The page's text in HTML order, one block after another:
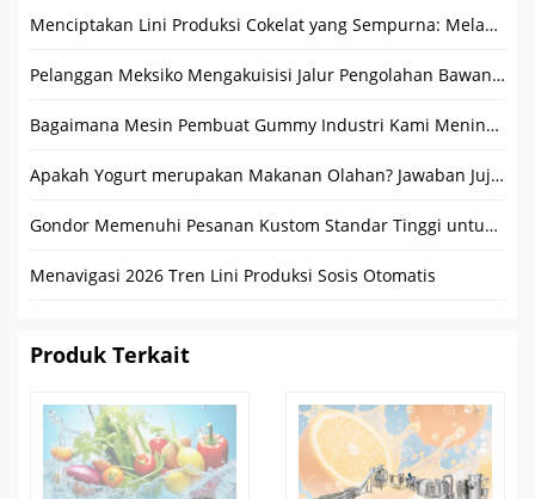
Menciptakan Lini Produksi Cokelat yang Sempurna: Melanger Coklat, Mesin Tempering dan Enrober
Pelanggan Meksiko Mengakuisisi Jalur Pengolahan Bawang Putih Gondor: Tanda Kolaborasi yang Sukses
Bagaimana Mesin Pembuat Gummy Industri Kami Meningkatkan Produksi Permen?
Apakah Yogurt merupakan Makanan Olahan? Jawaban Jujur
Gondor Memenuhi Pesanan Kustom Standar Tinggi untuk Klien Kanada
Menavigasi 2026 Tren Lini Produksi Sosis Otomatis
Produk Terkait